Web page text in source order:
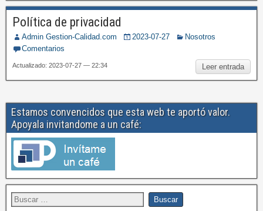
Política de privacidad
Admin Gestion-Calidad.com 2023-07-27
Nosotros
Comentarios
Leer entrada
Actualizado: 2023-07-27 — 22:34
Estamos convencidos que esta web te aportó valor.
Apoyala invitandome a un café: